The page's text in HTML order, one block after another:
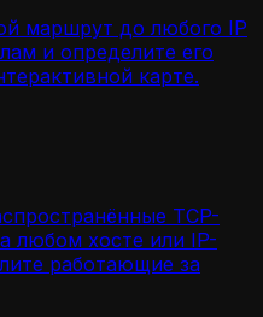
маршрут до любого IP
и определите его
карте.
TCP-
любом хосте или IP-
работающие за